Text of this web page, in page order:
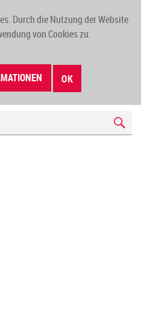
Durch die Nutzung der Website
von Cookies zu.
OK